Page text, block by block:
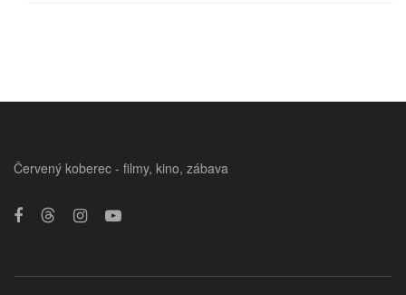
Červený koberec - filmy, kino, zábava